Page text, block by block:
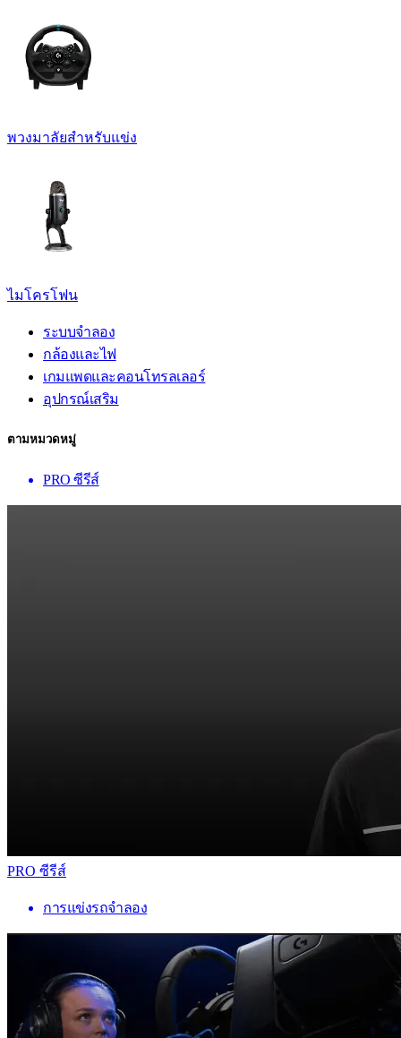
พวงมาลัยสำหรับแข่ง
ไมโครโฟน
ระบบจำลอง
กล้องและไฟ
เกมแพดและคอนโทรลเลอร์
อุปกรณ์เสริม
ตามหมวดหมู่
PRO ซีรีส์
PRO ซีรีส์
การแข่งรถจำลอง